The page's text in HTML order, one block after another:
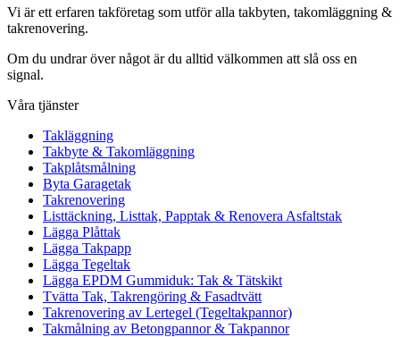
Vi är ett erfaren takföretag som utför alla takbyten, takomläggning &
takrenovering.
Om du undrar över något är du alltid välkommen att slå oss en
signal.
Våra tjänster
Takläggning
Takbyte & Takomläggning
Takplåtsmålning
Byta Garagetak
Takrenovering
Listtäckning, Listtak, Papptak & Renovera Asfaltstak
Lägga Plåttak
Lägga Takpapp
Lägga Tegeltak
Lägga EPDM Gummiduk: Tak & Tätskikt
Tvätta Tak, Takrengöring & Fasadtvätt
Takrenovering av Lertegel (Tegeltakpannor)
Takmålning av Betongpannor & Takpannor